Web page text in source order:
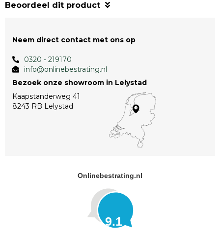
Beoordeel dit product
Neem direct contact met ons op
0320 - 219170
info@onlinebestrating.nl
Bezoek onze showroom in Lelystad
Kaapstanderweg 41
8243 RB Lelystad
Onlinebestrating.nl
9.1